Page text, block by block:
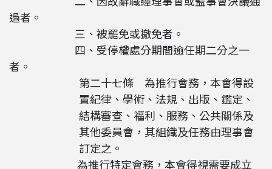
過者。
三、被罷免或撤免者。
四、受停權處分期間逾任期二分之一
者。
第二十七條 為推行會務，本會得設
置紀律、學術、法規、出版、鑑定、
結構審查、福利、服務、公共關係及
其他委員會，其組織及任務由理事會
訂定之。
為推行特定會務，本會得視需要成立